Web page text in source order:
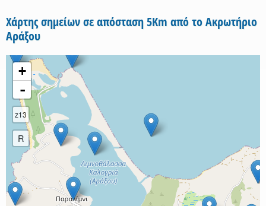
Χάρτης σημείων σε απόσταση 5Km από το Ακρωτήριο
Αράξου
+
-
z13
R